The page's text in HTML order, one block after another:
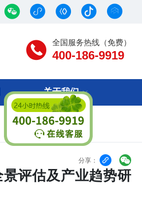
全国服务热线（免费）
400-186-9919
关于我们
分享：  
评估及产业趋势研